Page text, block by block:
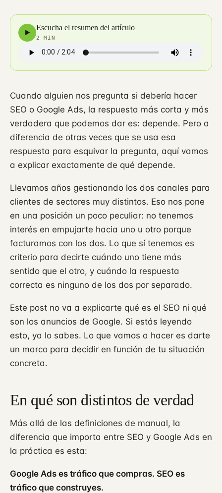
▶
Escucha el resumen del artículo
2 MIN
Cuando alguien nos pregunta si debería hacer
SEO o Google Ads, la respuesta más corta y más
verdadera que podemos dar es: depende. Pero a
diferencia de otras veces que se usa esa
respuesta para esquivar la pregunta, aquí vamos
a explicar exactamente de qué depende.
Llevamos años gestionando los dos canales para
clientes de sectores muy distintos. Eso nos pone
en una posición un poco peculiar: no tenemos
interés en empujarte hacia uno u otro porque
facturamos con los dos. Lo que sí tenemos es
criterio para decirte cuándo uno tiene más
sentido que el otro, y cuándo la respuesta
correcta es ninguno de los dos por separado.
Este post no va a explicarte qué es el SEO ni qué
son los anuncios de Google. Si estás leyendo
esto, ya lo sabes. Lo que vamos a hacer es darte
un marco para decidir en función de tu situación
concreta.
En qué son distintos de verdad
Más allá de las definiciones de manual, la
diferencia que importa entre SEO y Google Ads en
la práctica es esta:
Google Ads es tráfico que compras. SEO es
tráfico que construyes.